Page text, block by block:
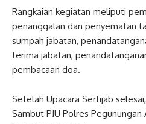
Rangkaian kegiatan meliputi
penanggalan dan penyematan
sumpah jabatan,
terima jabatan,
pembacaan doa.
Setelah Upacara Sertijab
Sambut PJU Polres